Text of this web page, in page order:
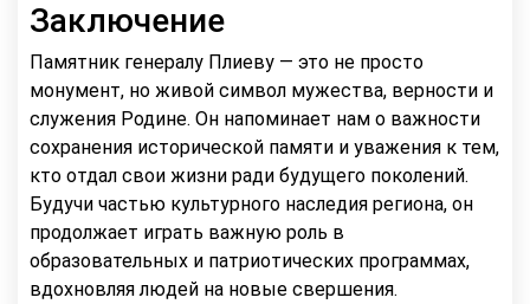
Заключение
Памятник генералу Плиеву — это не просто
монумент, но живой символ мужества, верности и
служения Родине. Он напоминает нам о важности
сохранения исторической памяти и уважения к тем,
кто отдал свои жизни ради будущего поколений.
Будучи частью культурного наследия региона, он
продолжает играть важную роль в
образовательных и патриотических программах,
вдохновляя людей на новые свершения.